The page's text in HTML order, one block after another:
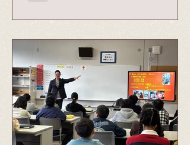
は今回が初めてとなります。 最初に体
育館で全体交流が行われ、両校の生徒
代表や校長があいさつを交わしまし
た。古川中学校の生徒は、学校紹介ビ
デオで学校行事や部活動などを紹介
し、新港國民中学校の生徒は、リコー
ダーやハーモニカの合奏を披露しまし
た。 その後5～6人ずつに分かれたグル